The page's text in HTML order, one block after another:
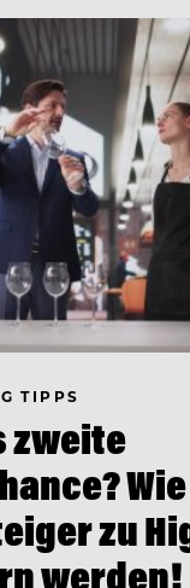
TIPPS
zweite
Wie
zu
werden!